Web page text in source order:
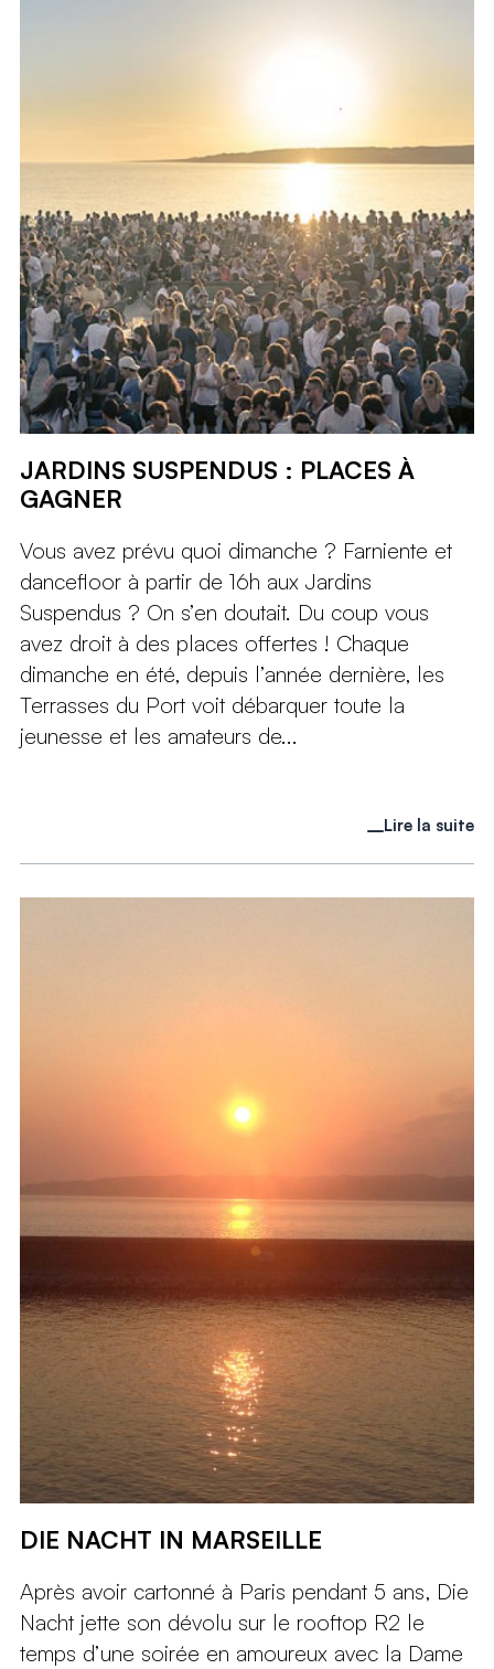
JARDINS SUSPENDUS : PLACES À
GAGNER
Vous avez prévu quoi dimanche ? Farniente et
dancefloor à partir de 16h aux Jardins
Suspendus ? On s’en doutait. Du coup vous
avez droit à des places offertes ! Chaque
dimanche en été, depuis l’année dernière, les
Terrasses du Port voit débarquer toute la
jeunesse et les amateurs de...
Lire la suite
DIE NACHT IN MARSEILLE
Après avoir cartonné à Paris pendant 5 ans, Die
Nacht jette son dévolu sur le rooftop R2 le
temps d’une soirée en amoureux avec la Dame